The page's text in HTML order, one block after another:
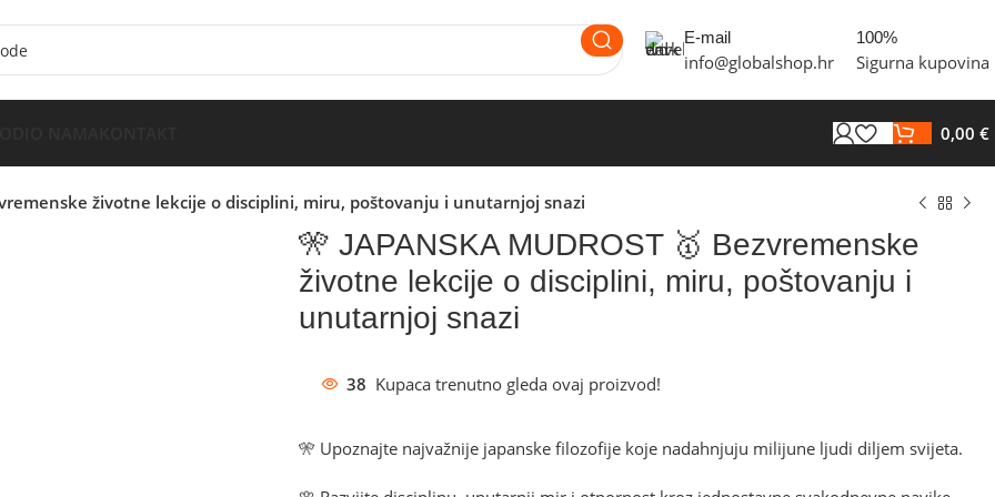
E-mail
info@globalshop.hr
100%
Sigurna kupovina
0,00 €
životne lekcije o disciplini, miru, poštovanju i unutarnjoj snazi
🎌 JAPANSKA MUDROST 🥇 Bezvremenske
životne lekcije o disciplini, miru, poštovanju i
unutarnjoj snazi
38 Kupaca trenutno gleda ovaj proizvod!
🎌 Upoznajte najvažnije japanske filozofije koje nadahnjuju milijune ljudi diljem svijeta.